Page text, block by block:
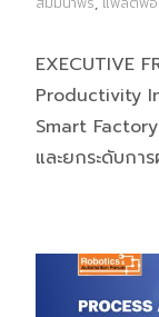
EXECUTIVE
Productivity
Smart
และยกระดับก